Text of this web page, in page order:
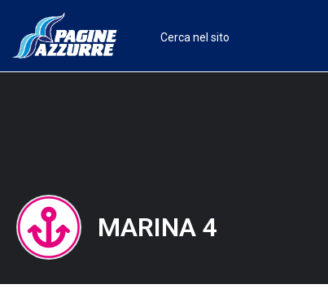
MARINA 4